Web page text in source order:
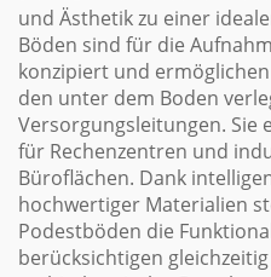
und Ästhetik zu einer
Böden sind für die
konzipiert und
den unter dem Boden
Versorgungsleitungen. Sie
für Rechenzentren und
Büroflächen. Dank
hochwertiger Materialien
Podestböden die
berücksichtigen